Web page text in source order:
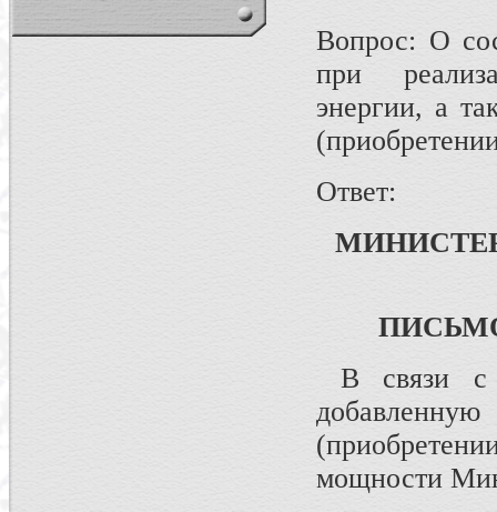
Вопрос: О
при
энергии, а
Ответ:
В связи с
мощности